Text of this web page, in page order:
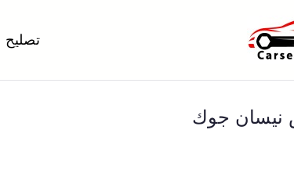
بنشر متنقل الكويت
بنشر متنقل الكويت كهرباء وبنشر تبديل
تصليح
جوك